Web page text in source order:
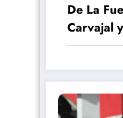
De La
Carvajal
Madrid